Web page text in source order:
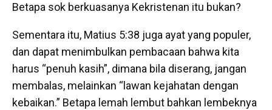
Betapa sok berkuasanya Kekristenan itu bukan?
Sementara itu, Matius 5:38 juga ayat yang populer,
dan dapat menimbulkan pembacaan bahwa kita
harus “penuh kasih”, dimana bila diserang, jangan
membalas, melainkan “lawan kejahatan dengan
kebaikan.” Betapa lemah lembut bahkan lembeknya